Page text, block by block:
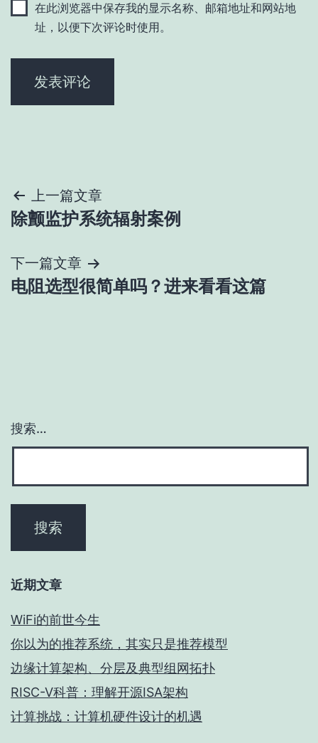
在此浏览器中保存我的显示名称、邮箱地址和网站地
址，以便下次评论时使用。
文
章
导
航
上一篇文章
除颤监护系统辐射案例
下一篇文章
电阻选型很简单吗？进来看看这篇
搜索…
近期文章
WiFi的前世今生
你以为的推荐系统，其实只是推荐模型
边缘计算架构、分层及典型组网拓扑
RISC-V科普：理解开源ISA架构
计算挑战：计算机硬件设计的机遇